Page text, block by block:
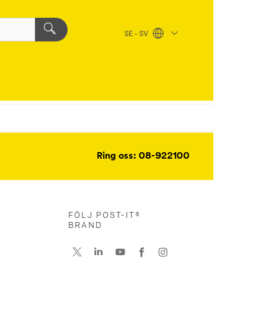
SE - SV
Ring oss: 08-922100
FÖLJ POST-IT®
BRAND